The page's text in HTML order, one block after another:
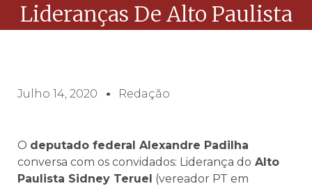
Lideranças De Alto Paulista
Julho 14, 2020 Redação
O deputado federal Alexandre Padilha
conversa com os convidados: Liderança do Alto
Paulista Sidney Teruel (vereador PT em